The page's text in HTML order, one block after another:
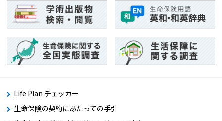
Life Plan チェッカー
生命保険の契約にあたっての手引